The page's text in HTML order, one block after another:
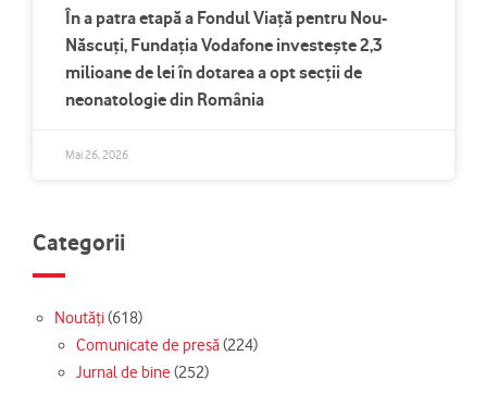
În a patra etapă a Fondul Viață pentru Nou-
Născuți, Fundația Vodafone investește 2,3
milioane de lei în dotarea a opt secții de
neonatologie din România
Mai 26, 2026
Categorii
Noutăți(618)
Comunicate de presă(224)
Jurnal de bine (252)